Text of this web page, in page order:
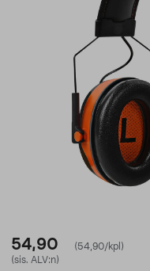
54,90
(54,90/kpl)
(sis. ALV:n)